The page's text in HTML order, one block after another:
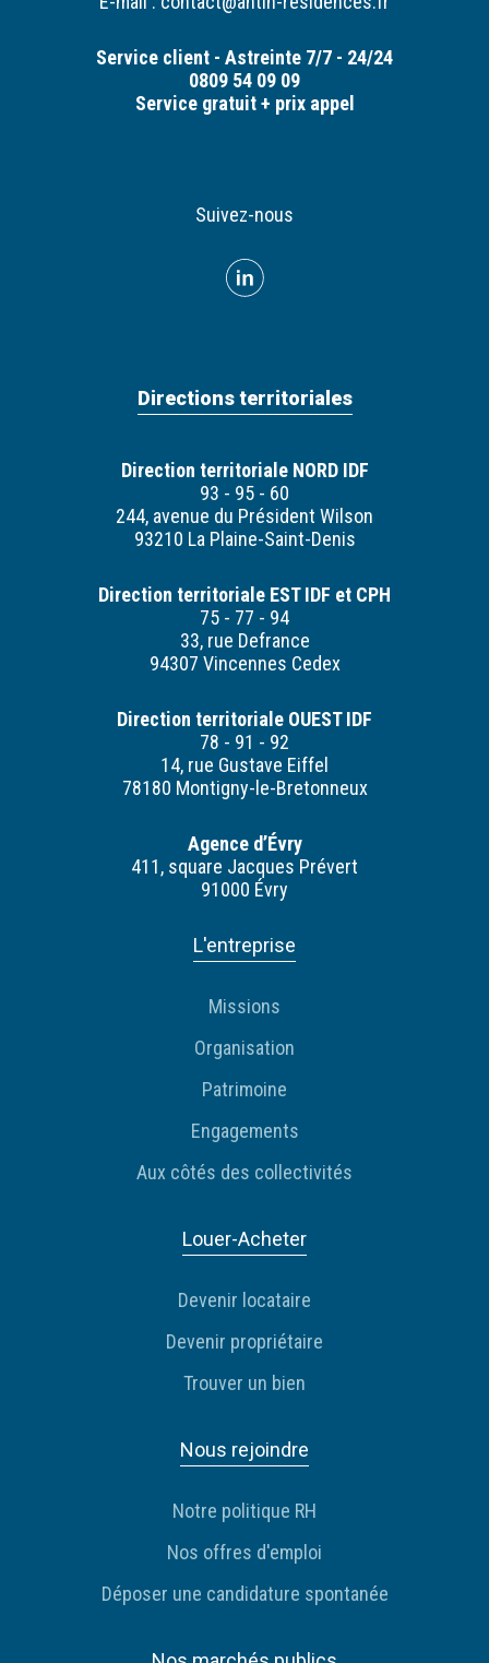
Service client - Astreinte 7/7 - 24/24
0809 54 09 09
Service gratuit + prix appel
Suivez-nous
Directions territoriales
Direction territoriale NORD IDF
93 - 95 - 60
244, avenue du Président Wilson
93210 La Plaine-Saint-Denis
Direction territoriale EST IDF et CPH
75 - 77 - 94
33, rue Defrance
94307 Vincennes Cedex
Direction territoriale OUEST IDF
78 - 91 - 92
14, rue Gustave Eiffel
78180 Montigny-le-Bretonneux
Agence d’Évry
411, square Jacques Prévert
91000 Évry
L'entreprise
Missions
Organisation
Patrimoine
Engagements
Aux côtés des collectivités
Louer-Acheter
Devenir locataire
Devenir propriétaire
Trouver un bien
Nous rejoindre
Notre politique RH
Nos offres d'emploi
Déposer une candidature spontanée